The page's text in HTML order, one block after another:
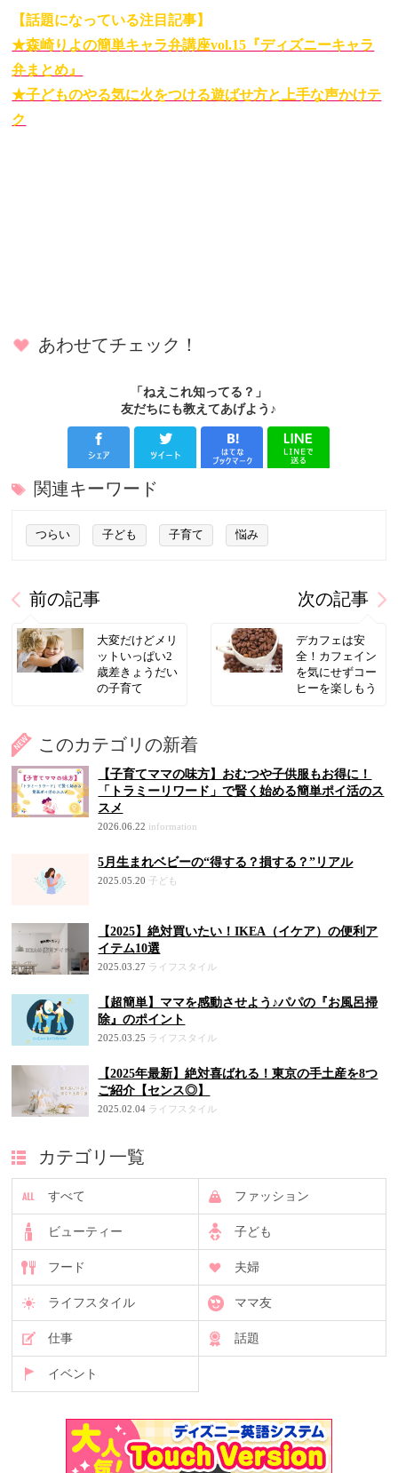
【話題になっている注目記事】
★森崎りよの簡単キャラ弁講座vol.15『ディズニーキャラ
弁まとめ』
★子どものやる気に火をつける遊ばせ方と上手な声かけテ
ク
あわせてチェック！
「ねえこれ知ってる？」
友だちにも教えてあげよう♪
関連キーワード
つらい 子ども 子育て 悩み
前の記事
大変だけどメリ
ットいっぱい2
歳差きょうだい
の子育て
次の記事
デカフェは安
全！カフェイン
を気にせずコー
ヒーを楽しもう
このカテゴリの新着
【子育てママの味方】おむつや子供服もお得に！
「トラミーリワード」で賢く始める簡単ポイ活のス
スメ
2026.06.22 information
5月生まれベビーの“得する？損する？”リアル
2025.05.20 子ども
【2025】絶対買いたい！IKEA（イケア）の便利ア
イテム10選
2025.03.27 ライフスタイル
【超簡単】ママを感動させよう♪パパの『お風呂掃
除』のポイント
2025.03.25 ライフスタイル
【2025年最新】絶対喜ばれる！東京の手土産を8つ
ご紹介【センス◎】
2025.02.04 ライフスタイル
カテゴリ一覧
すべて ファッション
ビューティー 子ども
フード 夫婦
ライフスタイル ママ友
仕事 話題
イベント